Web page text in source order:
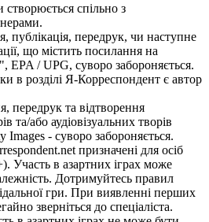
спільно з
публікація, передрук, чи наступне
що містить посилання на
EPA / UPG, суворо забороняється.
в розділі Я-Корреспондент є автор
передрук та відтворення
та/або аудіовізуальних творів
Images - суворо забороняється.
призначені для осіб
Участь в азартних іграх може
Дотримуйтесь правил
гри. При виявленні перших
зверніться до спеціаліста.